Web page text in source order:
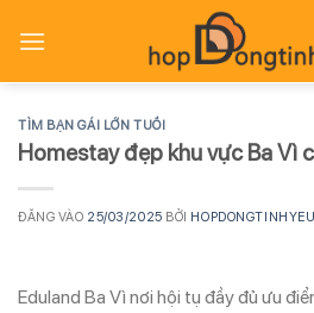
qua
TÌM BẠN GÁI LỚN TUỔI
Homestay đẹp khu vực Ba Vì
ĐĂNG VÀO 25/03/2025 BỞI HOPDONGTINHYEU
Eduland Ba Vì nơi hội tụ đầy đủ ưu